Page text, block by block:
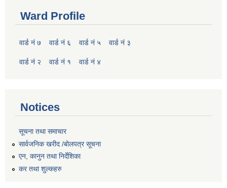
Ward Profile
वार्ड नं ७ वार्ड नं ६ वार्ड नं ५ वार्ड नं ३
वार्ड नं २ वार्ड नं १ वार्ड नं ४
Notices
सूचना तथा समाचार
सार्वजनिक खरीद /बोलपत्र सूचना
एन, कानुन तथा निर्देशिका
कर तथा शुल्कहरु